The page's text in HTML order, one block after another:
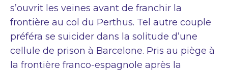
s’ouvrit les veines avant de franchir la
frontière au col du Perthus. Tel autre couple
préféra se suicider dans la solitude d’une
cellule de prison à Barcelone. Pris au piège à
la frontière franco-espagnole après la